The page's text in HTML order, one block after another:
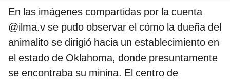
En las imágenes compartidas por la cuenta
@ilma.v se pudo observar el cómo la dueña del
animalito se dirigió hacia un establecimiento en
el estado de Oklahoma, donde presuntamente
se encontraba su minina. El centro de